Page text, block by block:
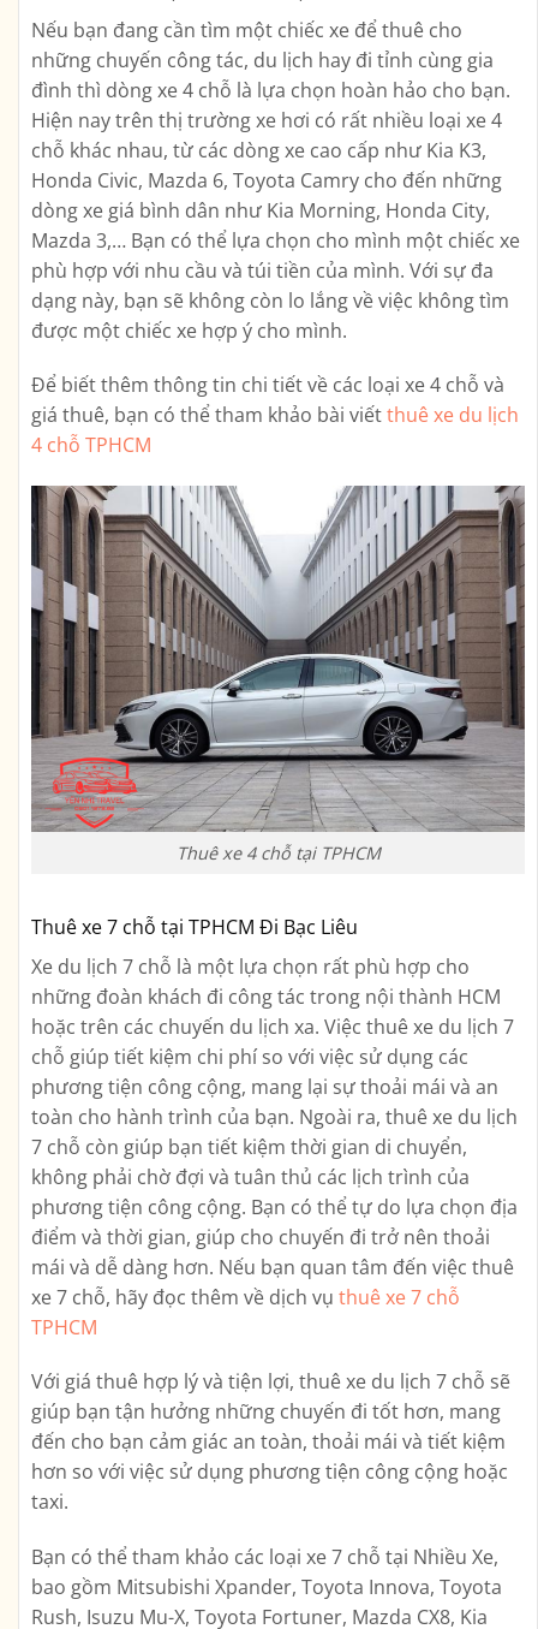
Nếu bạn đang cần tìm một chiếc xe để thuê cho
những chuyến công tác, du lịch hay đi tỉnh cùng gia
đình thì dòng xe 4 chỗ là lựa chọn hoàn hảo cho bạn.
Hiện nay trên thị trường xe hơi có rất nhiều loại xe 4
chỗ khác nhau, từ các dòng xe cao cấp như Kia K3,
Honda Civic, Mazda 6, Toyota Camry cho đến những
dòng xe giá bình dân như Kia Morning, Honda City,
Mazda 3,… Bạn có thể lựa chọn cho mình một chiếc xe
phù hợp với nhu cầu và túi tiền của mình. Với sự đa
dạng này, bạn sẽ không còn lo lắng về việc không tìm
được một chiếc xe hợp ý cho mình.
Để biết thêm thông tin chi tiết về các loại xe 4 chỗ và
giá thuê, bạn có thể tham khảo bài viếtthuê xe du lịch
4 chỗ TPHCM
Thuê xe 4 chỗ tại TPHCM
Thuê xe 7 chỗ tại TPHCM Đi Bạc Liêu
Xe du lịch 7 chỗ là một lựa chọn rất phù hợp cho
những đoàn khách đi công tác trong nội thành HCM
hoặc trên các chuyến du lịch xa. Việc thuê xe du lịch 7
chỗ giúp tiết kiệm chi phí so với việc sử dụng các
phương tiện công cộng, mang lại sự thoải mái và an
toàn cho hành trình của bạn. Ngoài ra, thuê xe du lịch
7 chỗ còn giúp bạn tiết kiệm thời gian di chuyển,
không phải chờ đợi và tuân thủ các lịch trình của
phương tiện công cộng. Bạn có thể tự do lựa chọn địa
điểm và thời gian, giúp cho chuyến đi trở nên thoải
mái và dễ dàng hơn. Nếu bạn quan tâm đến việc thuê
xe 7 chỗ, hãy đọc thêm về dịch vụ thuê xe 7 chỗ
TPHCM
Với giá thuê hợp lý và tiện lợi, thuê xe du lịch 7 chỗ sẽ
giúp bạn tận hưởng những chuyến đi tốt hơn, mang
đến cho bạn cảm giác an toàn, thoải mái và tiết kiệm
hơn so với việc sử dụng phương tiện công cộng hoặc
taxi.
Bạn có thể tham khảo các loại xe 7 chỗ tại Nhiều Xe,
bao gồm Mitsubishi Xpander, Toyota Innova, Toyota
Rush, Isuzu Mu-X, Toyota Fortuner, Mazda CX8, Kia